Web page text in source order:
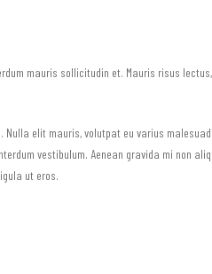
mauris sollicitudin et. Mauris risus
elit mauris, volutpat eu varius
vestibulum. Aenean gravida mi non
ut eros.